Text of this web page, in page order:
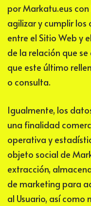
porMarkatu.eus
agilizar y cumplir
entre el Sitio Web y
de la relación que
que este último
o consulta.
Igualmente, los
una finalidad
operativa y
objeto social de
extracción,
de marketing para
al Usuario, así como